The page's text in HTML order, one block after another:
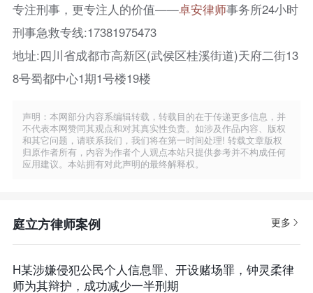
专注刑事，更专注人的价值——卓安律师事务所24小时
刑事急救专线:17381975473
地址:四川省成都市高新区(武侯区桂溪街道)天府二街13
8号蜀都中心1期1号楼19楼
声明：本网部分内容系编辑转载，转载目的在于传递更多信息，并
不代表本网赞同其观点和对其真实性负责。如涉及作品内容、版权
和其它问题，请联系我们，我们将在第一时间处理! 转载文章版权
归原作者所有，内容为作者个人观点本站只提供参考并不构成任何
应用建议。本站拥有对此声明的最终解释权。
庭立方律师案例 更多
H某涉嫌侵犯公民个人信息罪、开设赌场罪，钟灵柔律
师为其辩护，成功减少一半刑期